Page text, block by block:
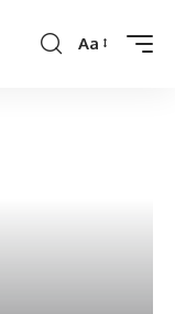
Font
Aa